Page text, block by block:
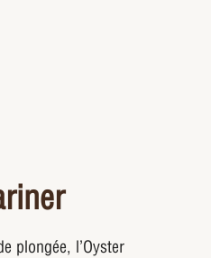
plongée, l’Oyster